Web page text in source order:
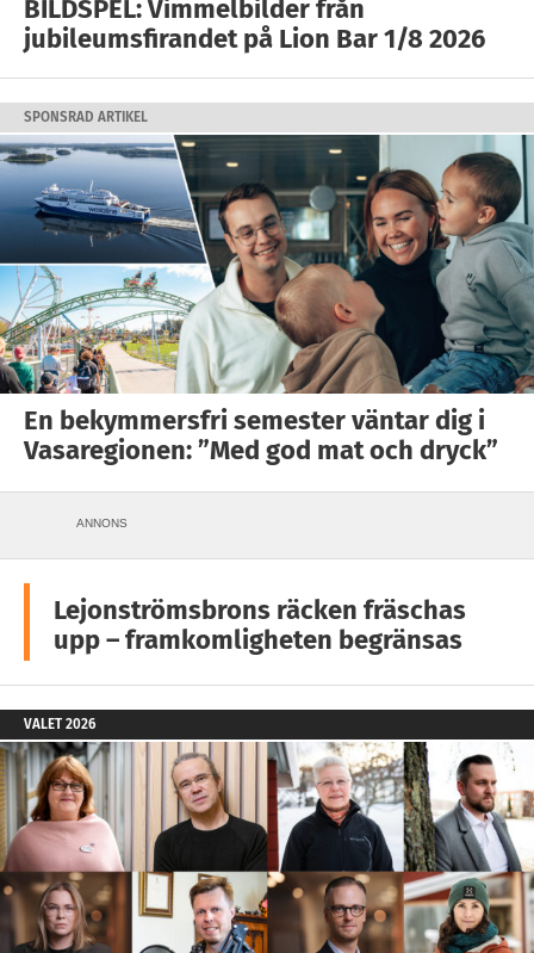
BILDSPEL: Vimmelbilder från
jubileumsfirandet på Lion Bar 1/8 2026
SPONSRAD ARTIKEL
En bekymmersfri semester väntar dig i
Vasaregionen: ”Med god mat och dryck”
ANNONS
Lejonströmsbrons räcken fräschas
upp – framkomligheten begränsas
VALET 2026